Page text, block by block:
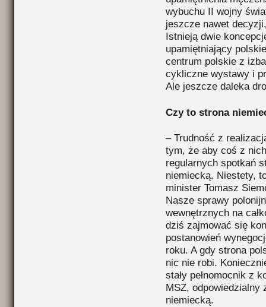
wybuchu II wojny
jeszcze nawet
Istnieją dwie
upamiętniający
centrum polskie z
cykliczne wystawy i
Ale jeszcze daleka
Czy to strona
– Trudność z
tym, że aby coś z
regularnych spotkań
niemiecką. Niestety,
minister Tomasz
Nasze sprawy
wewnętrznych na
dziś zajmować się
postanowień
roku. A gdy strona
nic nie robi.
stały pełnomocnik z
MSZ, odpowiedzialny
niemiecką.